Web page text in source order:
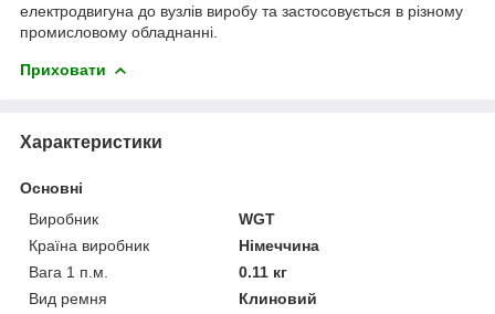
електродвигуна до вузлів виробу та застосовується в різному
промисловому обладнанні.
Приховати
Характеристики
Основні
Виробник
WGT
Країна виробник
Німеччина
Вага 1 п.м.
0.11 кг
Вид ремня
Клиновий